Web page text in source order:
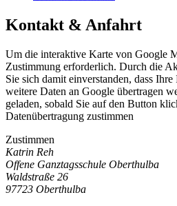
Kontakt & Anfahrt
Um die interaktive Karte von Google
Zustimmung erforderlich. Durch die
Sie sich damit einverstanden, dass
weitere Daten an Google übertragen
geladen, sobald Sie auf den Button
Datenübertragung zustimmen
Zustimmen
Katrin Reh
Offene Ganztagsschule Oberthulba
Waldstraße 26
97723 Oberthulba